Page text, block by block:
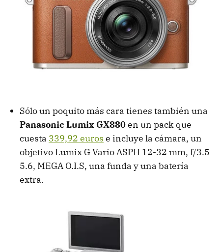
Sólo un poquito más cara tienes también una
Panasonic Lumix GX880en un pack que
cuesta 339,92 euros e incluye la cámara, un
objetivo Lumix G Vario ASPH 12-32 mm, f/3.5
5.6, MEGA O.I.S, una funda y una batería
extra.